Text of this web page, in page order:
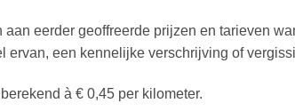
eerder geoffreerde prijzen en tarieven
ervan, een kennelijke verschrijving of
à € 0,45 per kilometer.